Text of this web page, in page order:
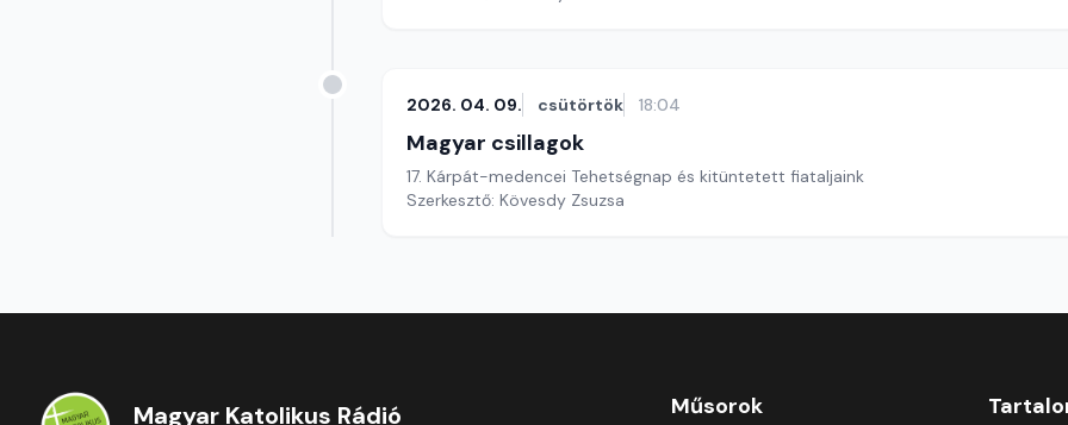
2026. 04. 09. csütörtök 18:04
Magyar csillagok
17. Kárpát-medencei Tehetségnap és kitüntetett fiataljaink
Szerkesztő: Kövesdy Zsuzsa
Magyar Katolikus Rádió Műsorok